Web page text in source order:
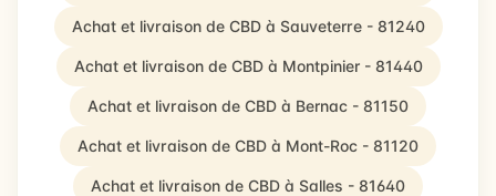
Achat et livraison de CBD à Sauveterre - 81240
Achat et livraison de CBD à Montpinier - 81440
Achat et livraison de CBD à Bernac - 81150
Achat et livraison de CBD à Mont-Roc - 81120
Achat et livraison de CBD à Salles - 81640